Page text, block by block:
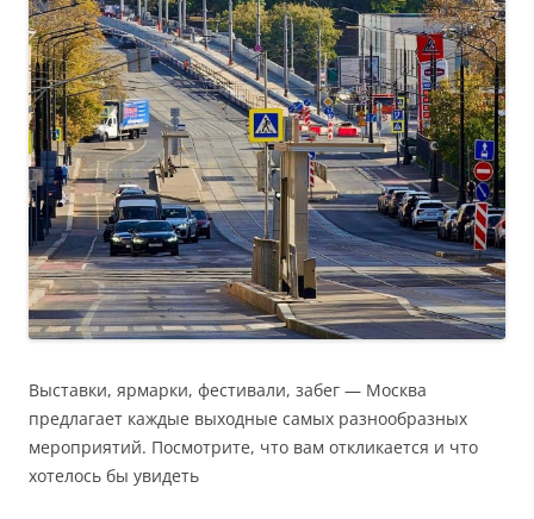
Выставки, ярмарки, фестивали, забег — Москва
предлагает каждые выходные самых разнообразных
мероприятий. Посмотрите, что вам откликается и что
хотелось бы увидеть